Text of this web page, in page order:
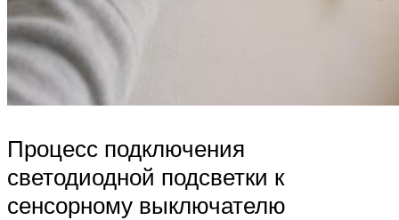
Процесс подключения
светодиодной подсветки к
сенсорному выключателю